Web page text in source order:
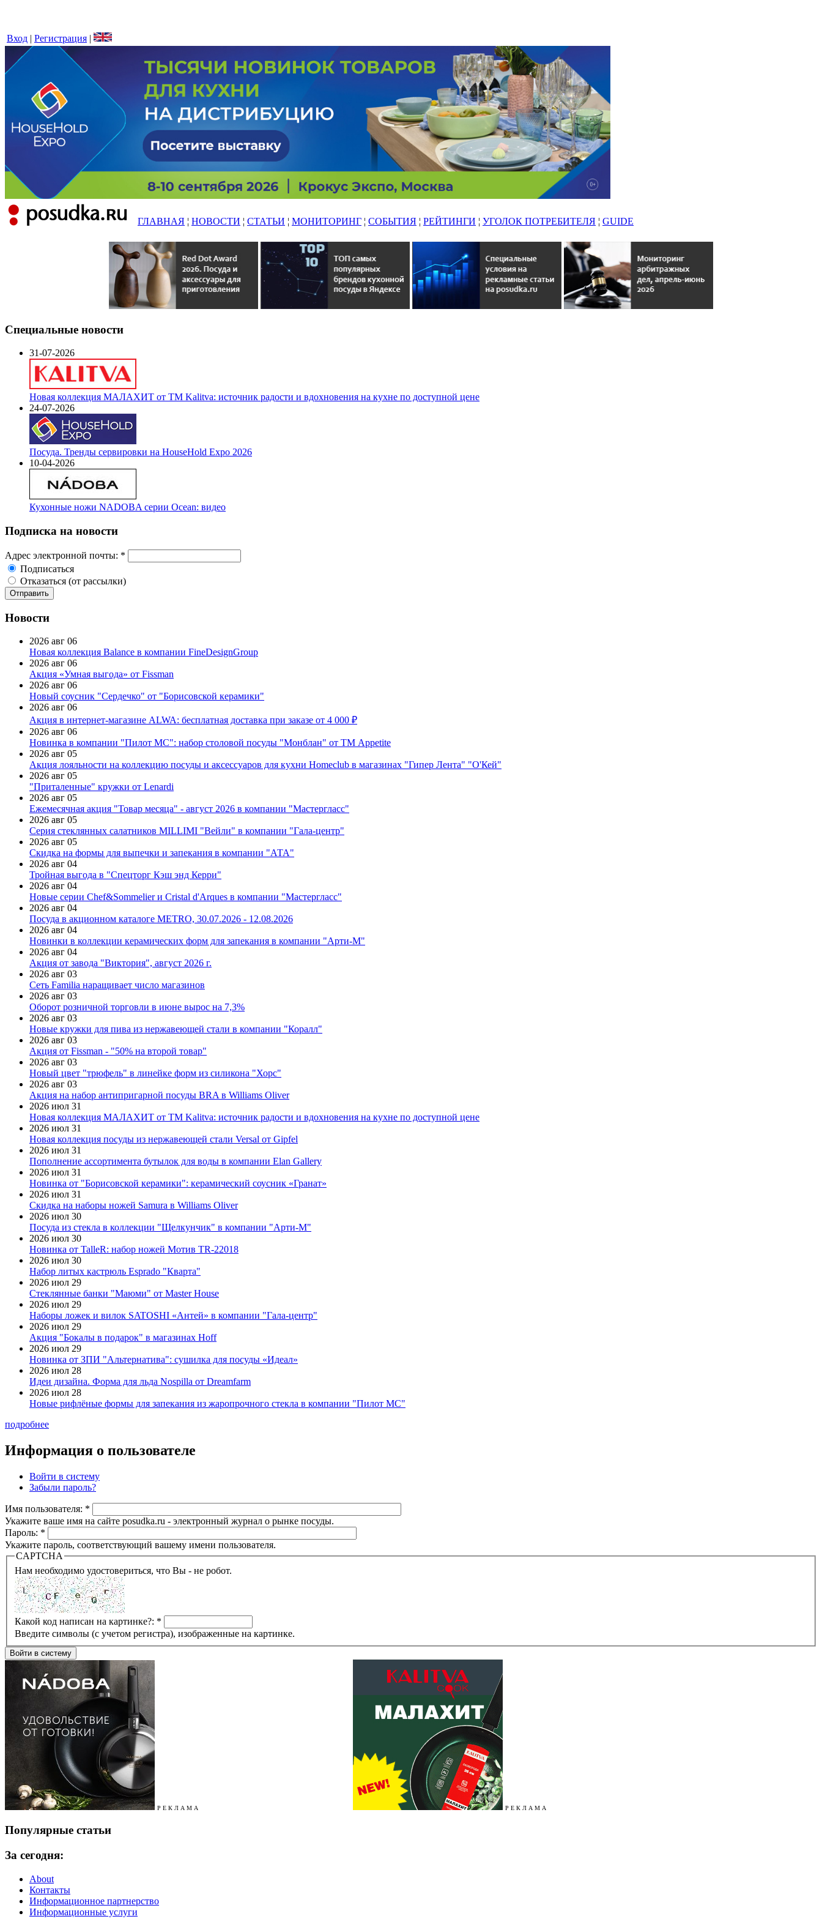
Вход | Регистрация |
ГЛАВНАЯ ¦ НОВОСТИ ¦ СТАТЬИ ¦ МОНИТОРИНГ ¦ СОБЫТИЯ ¦ РЕЙТИНГИ ¦ УГОЛОК ПОТРЕБИТЕЛЯ ¦ GUIDE
Специальные новости
31-07-2026
Новая коллекция МАЛАХИТ от ТМ Kalitva: источник радости и вдохновения на кухне по доступной цене
24-07-2026
Посуда. Тренды сервировки на HouseHold Expo 2026
10-04-2026
Кухонные ножи NADOBA серии Ocean: видео
Подписка на новости
Адрес электронной почты: *
Подписаться
Отказаться (от рассылки)
Новости
2026 авг 06
Новая коллекция Balance в компании FineDesignGroup
2026 авг 06
Акция «Умная выгода» от Fissman
2026 авг 06
Новый соусник "Сердечко" от "Борисовской керамики"
2026 авг 06
Акция в интернет-магазине ALWA: бесплатная доставка при заказе от 4 000 ₽
2026 авг 06
Новинка в компании "Пилот МС": набор столовой посуды "Монблан" от ТМ Appetite
2026 авг 05
Акция лояльности на коллекцию посуды и аксессуаров для кухни Homeclub в магазинах "Гипер Лента" "О'Кей"
2026 авг 05
"Приталенные" кружки от Lenardi
2026 авг 05
Ежемесячная акция "Товар месяца" - август 2026 в компании "Мастергласс"
2026 авг 05
Серия стеклянных салатников MILLIMI "Вейли" в компании "Гала-центр"
2026 авг 05
Скидка на формы для выпечки и запекания в компании "АТА"
2026 авг 04
Тройная выгода в "Спецторг Кэш энд Керри"
2026 авг 04
Новые серии Chef&Sommelier и Cristal d'Arques в компании "Мастергласс"
2026 авг 04
Посуда в акционном каталоге METRO, 30.07.2026 - 12.08.2026
2026 авг 04
Новинки в коллекции керамических форм для запекания в компании "Арти-М"
2026 авг 04
Акция от завода "Виктория", август 2026 г.
2026 авг 03
Сеть Familia наращивает число магазинов
2026 авг 03
Оборот розничной торговли в июне вырос на 7,3%
2026 авг 03
Новые кружки для пива из нержавеющей стали в компании "Коралл"
2026 авг 03
Акция от Fissman - "50% на второй товар"
2026 авг 03
Новый цвет "трюфель" в линейке форм из силикона "Хорс"
2026 авг 03
Акция на набор антипригарной посуды BRA в Williams Oliver
2026 июл 31
Новая коллекция МАЛАХИТ от ТМ Kalitva: источник радости и вдохновения на кухне по доступной цене
2026 июл 31
Новая коллекция посуды из нержавеющей стали Versal от Gipfel
2026 июл 31
Пополнение ассортимента бутылок для воды в компании Elan Gallery
2026 июл 31
Новинка от "Борисовской керамики": керамический соусник «Гранат»
2026 июл 31
Скидка на наборы ножей Samura в Williams Oliver
2026 июл 30
Посуда из стекла в коллекции "Щелкунчик" в компании "Арти-М"
2026 июл 30
Новинка от TalleR: набор ножей Мотив TR-22018
2026 июл 30
Набор литых кастрюль Esprado "Кварта"
2026 июл 29
Стеклянные банки "Маюми" от Master House
2026 июл 29
Наборы ложек и вилок SATOSHI «Антей» в компании "Гала-центр"
2026 июл 29
Акция "Бокалы в подарок" в магазинах Hoff
2026 июл 29
Новинка от ЗПИ "Альтернатива": сушилка для посуды «Идеал»
2026 июл 28
Идеи дизайна. Форма для льда Nospilla от Dreamfarm
2026 июл 28
Новые рифлёные формы для запекания из жаропрочного стекла в компании "Пилот МС"
подробнее
Информация о пользователе
Войти в систему
Забыли пароль?
Имя пользователя: *
Укажите ваше имя на сайте posudka.ru - электронный журнал о рынке посуды.
Пароль: *
Укажите пароль, соответствующий вашему имени пользователя.
CAPTCHA
Нам необходимо удостовериться, что Вы - не робот.
Какой код написан на картинке?: *
Введите символы (с учетом регистра), изображенные на картинке.
Р Е К Л А М А Р Е К Л А М А
Популярные статьи
За сегодня:
About
Контакты
Информационное партнерство
Информационные услуги